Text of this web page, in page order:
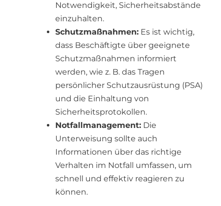
Notwendigkeit, Sicherheitsabstände
einzuhalten.
Schutzmaßnahmen: Es ist wichtig,
dass Beschäftigte über geeignete
Schutzmaßnahmen informiert
werden, wie z. B. das Tragen
persönlicher Schutzausrüstung (PSA)
und die Einhaltung von
Sicherheitsprotokollen.
Notfallmanagement: Die
Unterweisung sollte auch
Informationen über das richtige
Verhalten im Notfall umfassen, um
schnell und effektiv reagieren zu
können.